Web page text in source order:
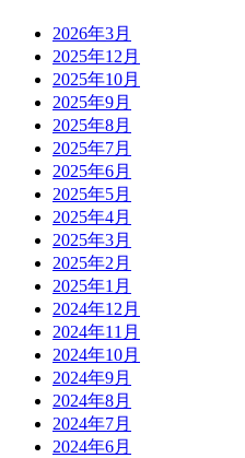
2026年3月
2025年12月
2025年10月
2025年9月
2025年8月
2025年7月
2025年6月
2025年5月
2025年4月
2025年3月
2025年2月
2025年1月
2024年12月
2024年11月
2024年10月
2024年9月
2024年8月
2024年7月
2024年6月